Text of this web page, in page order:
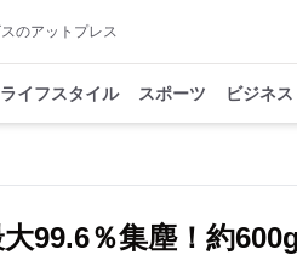
のアットプレス
ライフスタイル スポーツ ビジネス
99.6％集塵！約